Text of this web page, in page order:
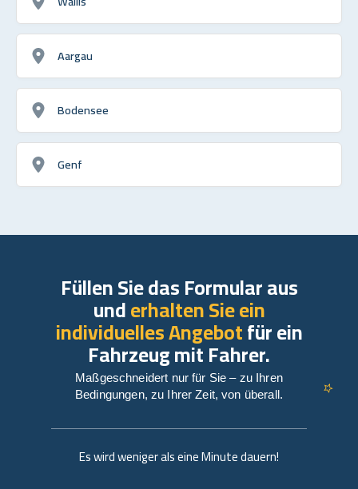
Aargau
Bodensee
Genf
Es wird weniger als eine Minute dauern!
Füllen Sie das Formular aus
underhalten Sie ein
individuelles Angebotfür ein
Fahrzeug mit Fahrer.
Maßgeschneidert nur für Sie – zu Ihren
Bedingungen, zu Ihrer Zeit, von überall.